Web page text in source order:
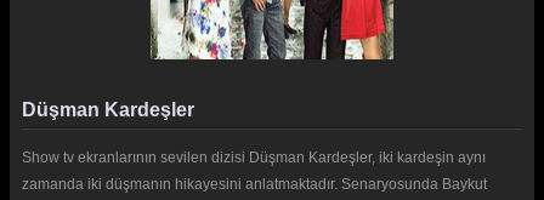
GENÇLİK
DİZİ HABERLERİ
Düşman Kardeşler
Show tv ekranlarının sevilen dizisi Düşman Kardeşler, iki kardeşin aynı
zamanda iki düşmanın hikayesini anlatmaktadır. Senaryosunda Baykut